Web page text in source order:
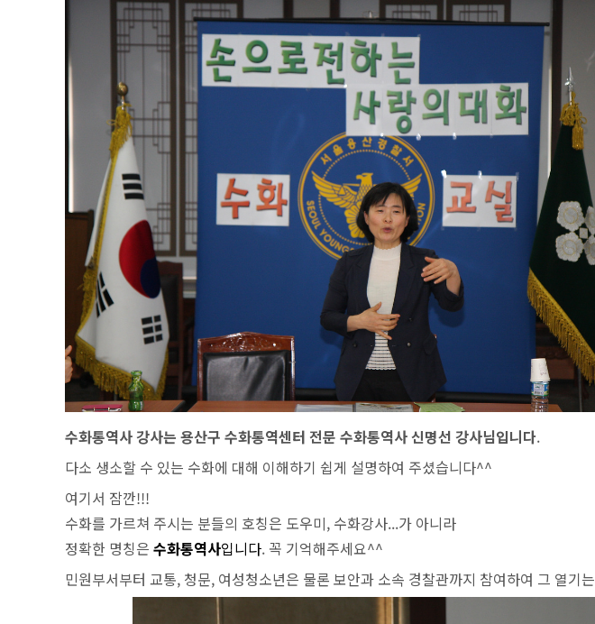
수화통역사 강사는 용산구 수화통역센터 전문 수화통역사 신명선 강사님입니다.
다소 생소할 수 있는 수화에 대해 이해하기 쉽게 설명하여 주셨습니다^^
여기서 잠깐!!!
수화를 가르쳐 주시는 분들의 호칭은 도우미, 수화강사...가 아니라
정확한 명칭은 수화통역사입니다. 꼭 기억해주세요^^
민원부서부터 교통, 청문, 여성청소년은 물론 보안과 소속 경찰관까지 참여하여 그 열기는